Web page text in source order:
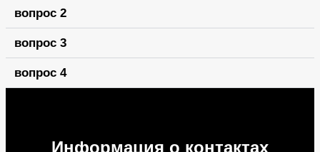
вопрос 2
вопрос 3
вопрос 4
Информация о контактах